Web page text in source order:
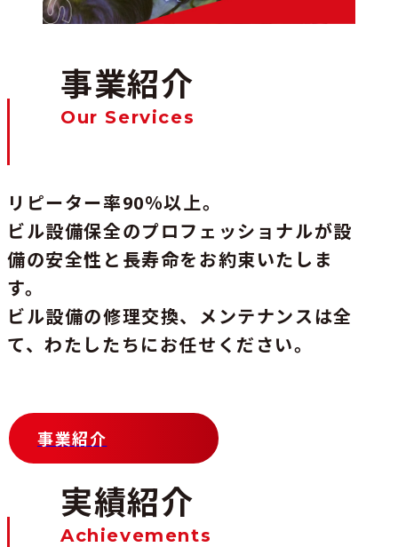
事業紹介
Our Services
リピーター率90％以上。
ビル設備保全のプロフェッショナルが設
備の安全性と長寿命をお約束いたしま
す。
ビル設備の修理交換、メンテナンスは全
て、わたしたちにお任せください。
事業紹介
実績紹介
Achievements